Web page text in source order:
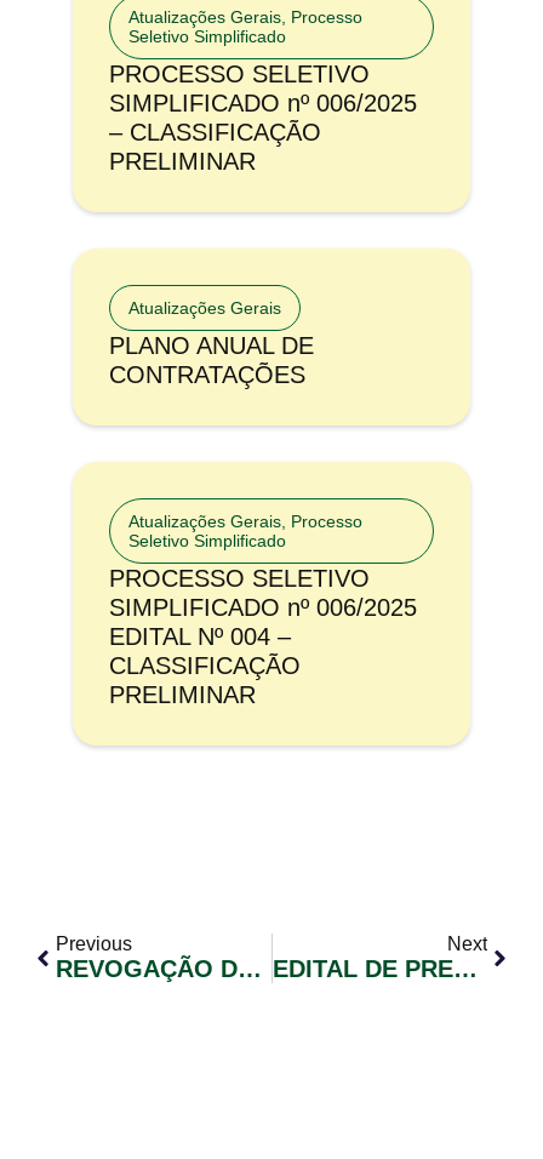
Atualizações Gerais Processo
Seletivo Simplificado
PROCESSO SELETIVO
SIMPLIFICADO nº 006/2025
– CLASSIFICAÇÃO
PRELIMINAR
Atualizações Gerais
PLANO ANUAL DE
CONTRATAÇÕES
Atualizações Gerais Processo
Seletivo Simplificado
PROCESSO SELETIVO
SIMPLIFICADO nº 006/2025
EDITAL Nº 004 –
CLASSIFICAÇÃO
PRELIMINAR
Previous
REVOGAÇÃO DE EDITAL PREGÃO ELETRÔNICO Nº 027/2020
Next
EDITAL DE PREGÃO PRESENCIAL Nº 036/2020